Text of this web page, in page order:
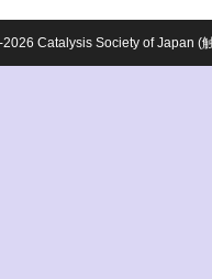
Catalysis Society of Japan (